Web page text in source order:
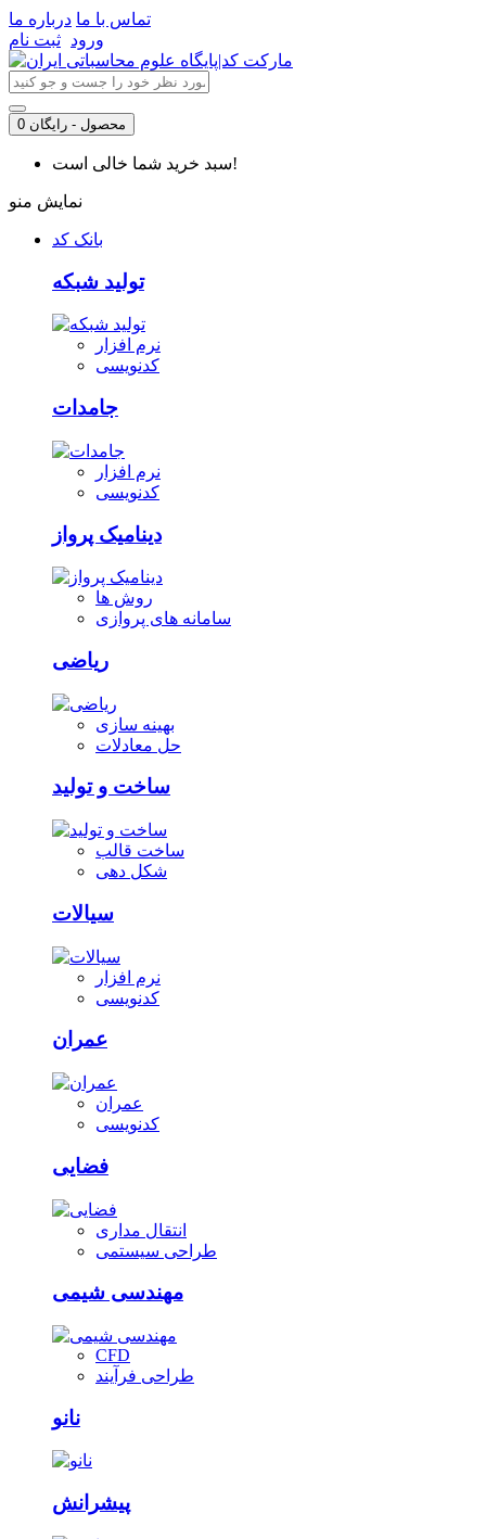
تماس با ما درباره ما
ورود ثبت نام
0 محصول - رایگان
سبد خرید شما خالی است!
نمایش منو
بانک کد
تولید شبکه
نرم افزار
کدنویسی
جامدات
نرم افزار
کدنویسی
دینامیک پرواز
روش ها
سامانه های پروازی
ریاضی
بهینه سازی
حل معادلات
ساخت و تولید
ساخت قالب
شکل دهی
سیالات
نرم افزار
کدنویسی
عمران
عمران
کدنویسی
فضایی
انتقال مداری
طراحی سیستمی
مهندسی شیمی
CFD
طراحی فرآیند
نانو
پیشرانش